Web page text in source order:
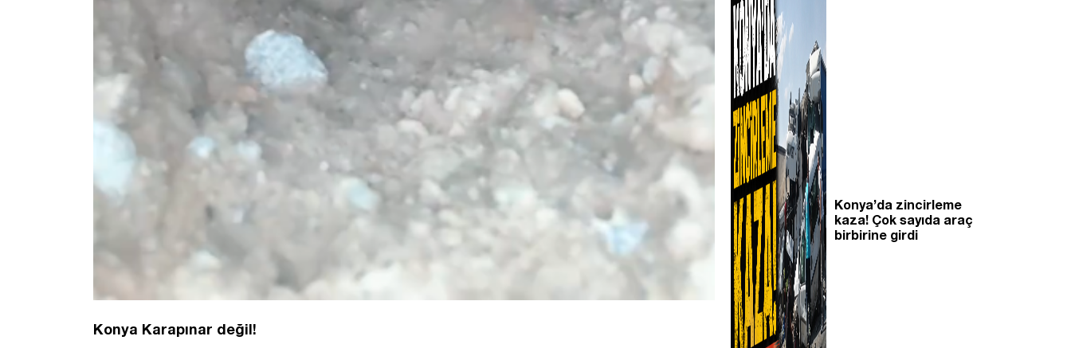
Konya Karapınar değil!
Konya’da zincirleme
kaza! Çok sayıda araç
birbirine girdi